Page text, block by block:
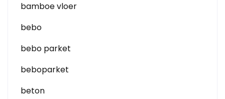
bamboe vloer
bebo
bebo parket
beboparket
beton